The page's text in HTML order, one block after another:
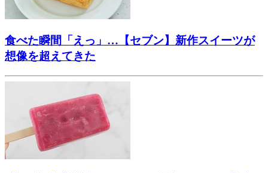
食べた瞬間「えっ」…【セブン】新作スイーツが
想像を超えてきた